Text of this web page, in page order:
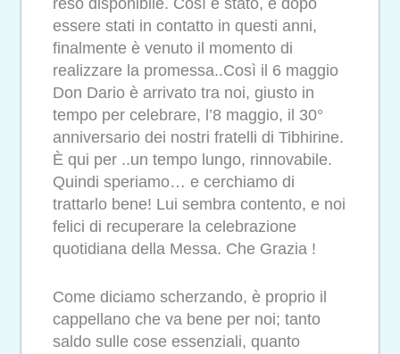
reso disponibile. Così è stato, e dopo
essere stati in contatto in questi anni,
finalmente è venuto il momento di
realizzare la promessa..Così il 6 maggio
Don Dario è arrivato tra noi, giusto in
tempo per celebrare, l’8 maggio, il 30°
anniversario dei nostri fratelli di Tibhirine.
È qui per ..un tempo lungo, rinnovabile.
Quindi speriamo… e cerchiamo di
trattarlo bene! Lui sembra contento, e noi
felici di recuperare la celebrazione
quotidiana della Messa. Che Grazia !
Come diciamo scherzando, è proprio il
cappellano che va bene per noi; tanto
saldo sulle cose essenziali, quanto